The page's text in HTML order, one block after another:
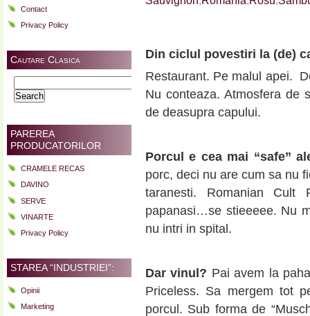
Contact
Privacy Policy
Cautare Clasica
for:
PAREREA
PRODUCATORILOR
CRAMELE RECAS
DAVINO
SERVE
VINARTE
Privacy Policy
STAREA “INDUSTRIEI”:
Opinii
Marketing
Din ciclul povestiri la (de)
Restaurant. Pe malul apei.
Nu conteaza. Atmosfera de
de deasupra capului.
Porcul e cea mai “safe”
porc, deci nu are cum sa nu
taranesti. Romanian
papanasi…se stieeeee. Nu
nu intri in spital.
Dar vinul? Pai avem la
Priceless. Sa mergem tot
porcul. Sub forma de